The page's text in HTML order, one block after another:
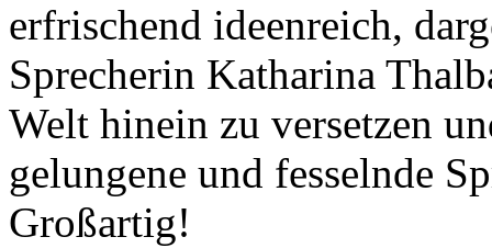
erfrischend ideenreich,
Sprecherin Katharina
Welt hinein zu versetzen
gelungene und fesselnde
Großartig!